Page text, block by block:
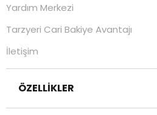
Yardım Merkezi
Tarzyeri Cari Bakiye Avantajı
İletişim
ÖZELLİKLER